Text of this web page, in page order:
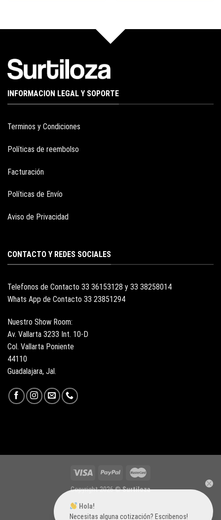
INFORMACION LEGAL Y SOPORTE
Terminos y Condiciones
Políticas de reembolso
Facturación
Políticas de Envío
Aviso de Privacidad
CONTACTO Y REDES SOCIALES
Telefonos de Contacto 33 36153128 y 33 38258014
Whats App de Contacto 33 23851294
Nuestro Show Room:
Av. Vallarta 3233 Int. 10-D
Col. Vallarta Poniente
44110
Guadalajara, Jal.
Copyright 2026 ©Surtiloza
Hola!
Necesitas alguna cotización? Escribenos!